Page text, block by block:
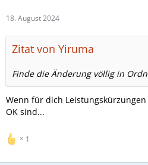
18. August 2024
Zitat von Yiruma
Finde die Änderung völlig in
Wenn für dich
OK sind...
1